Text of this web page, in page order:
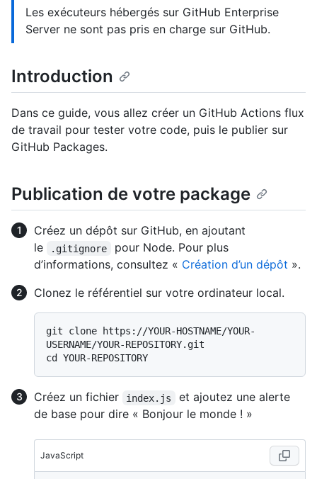
Les exécuteurs hébergés sur GitHub Enterprise
Server ne sont pas pris en charge sur GitHub.
Introduction
Dans ce guide, vous allez créer un GitHub Actions flux
de travail pour tester votre code, puis le publier sur
GitHub Packages.
Publication de votre package
Créez un dépôt sur GitHub, en ajoutant
le
.gitignore
pour Node. Pour plus
d’informations, consultez « Création d’un dépôt ».
Clonez le référentiel sur votre ordinateur local.
git clone https://YOUR-HOSTNAME/YOUR-
USERNAME/YOUR-REPOSITORY.git
Créez un fichier index.js
et ajoutez une alerte
de base pour dire « Bonjour le monde ! »
JavaScript